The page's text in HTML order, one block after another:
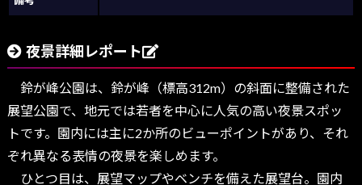
夜景詳細レポート
鈴が峰公園は、鈴が峰（標高312m）の斜面に整備された
展望公園で、地元では若者を中心に人気の高い夜景スポッ
トです。園内には主に2か所のビューポイントがあり、それ
ぞれ異なる表情の夜景を楽しめます。
ひとつ目は、展望マップやベンチを備えた展望台。園内